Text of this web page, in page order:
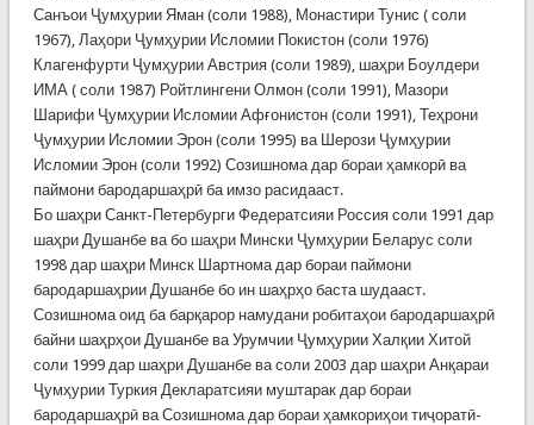
Санъои Ҷумҳурии Яман (соли 1988), Монастири Тунис ( соли
1967), Лаҳори Ҷумҳурии Исломии Покистон (соли 1976)
Клагенфурти Ҷумҳурии Австрия (соли 1989), шаҳри Боулдери
ИМА ( соли 1987) Ройтлингени Олмон (соли 1991), Мазори
Шарифи Ҷумҳурии Исломии Афғонистон (соли 1991), Теҳрони
Ҷумҳурии Исломии Эрон (соли 1995) ва Шерози Ҷумҳурии
Исломии Эрон (соли 1992) Созишнома дар бораи ҳамкорӣ ва
паймони бародаршаҳрӣ ба имзо расидааст.
Бо шаҳри Санкт-Петербурги Федератсияи Россия соли 1991 дар
шаҳри Душанбе ва бо шаҳри Мински Ҷумҳурии Беларус соли
1998 дар шаҳри Минск Шартнома дар бораи паймони
бародаршаҳрии Душанбе бо ин шаҳрҳо баста шудааст.
Созишнома оид ба барқарор намудани робитаҳои бародаршаҳрӣ
байни шаҳрҳои Душанбе ва Урумчии Ҷумҳурии Халқии Хитой
соли 1999 дар шаҳри Душанбе ва соли 2003 дар шаҳри Анқараи
Ҷумҳурии Туркия Декларатсияи муштарак дар бораи
бародаршаҳрӣ ва Созишнома дар бораи ҳамкориҳои тиҷоратӣ-